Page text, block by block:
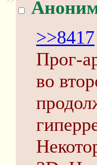
>>8417
Прог-
во